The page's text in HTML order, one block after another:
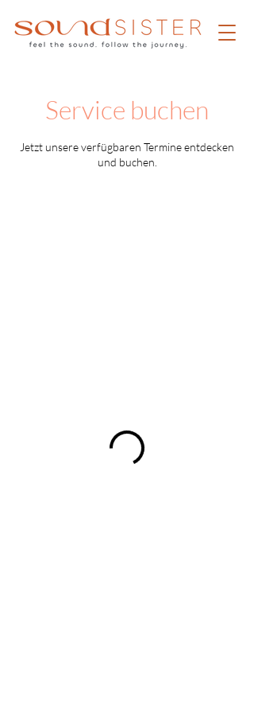
Service buchen
Jetzt unsere verfügbaren Termine entdecken
und buchen.